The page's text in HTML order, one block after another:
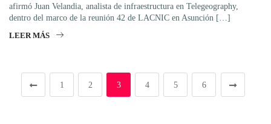
afirmó Juan Velandia, analista de infraestructura en Telegeography,
dentro del marco de la reunión 42 de LACNIC en Asunción […]
LEER MÁS
1 2 3 4 5 6